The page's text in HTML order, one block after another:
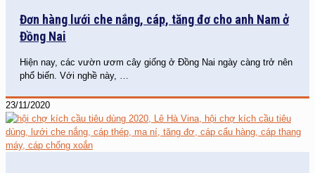
Đơn hàng lưới che nắng, cáp, tăng đơ cho anh Nam ở
Đồng Nai
Hiện nay, các vườn ươm cây giống ở Đồng Nai ngày càng trở nên
phổ biến. Với nghề này, …
23/11/2020